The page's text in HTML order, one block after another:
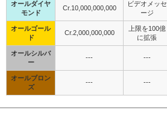
オールダイヤ
モンド
Cr.10,000,000,000
ビデオメッセ
ージ
オールゴール
ド
Cr.2,000,000,000
上限を100億
に拡張
オールシルバ
ー
--- ---
オールブロン
ズ
--- ---